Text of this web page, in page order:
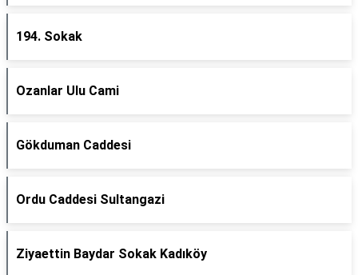
194. Sokak
Ozanlar Ulu Cami
Gökduman Caddesi
Ordu Caddesi Sultangazi
Ziyaettin Baydar Sokak Kadıköy